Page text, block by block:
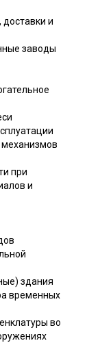
и
заводы
при
и
здания
временных
во